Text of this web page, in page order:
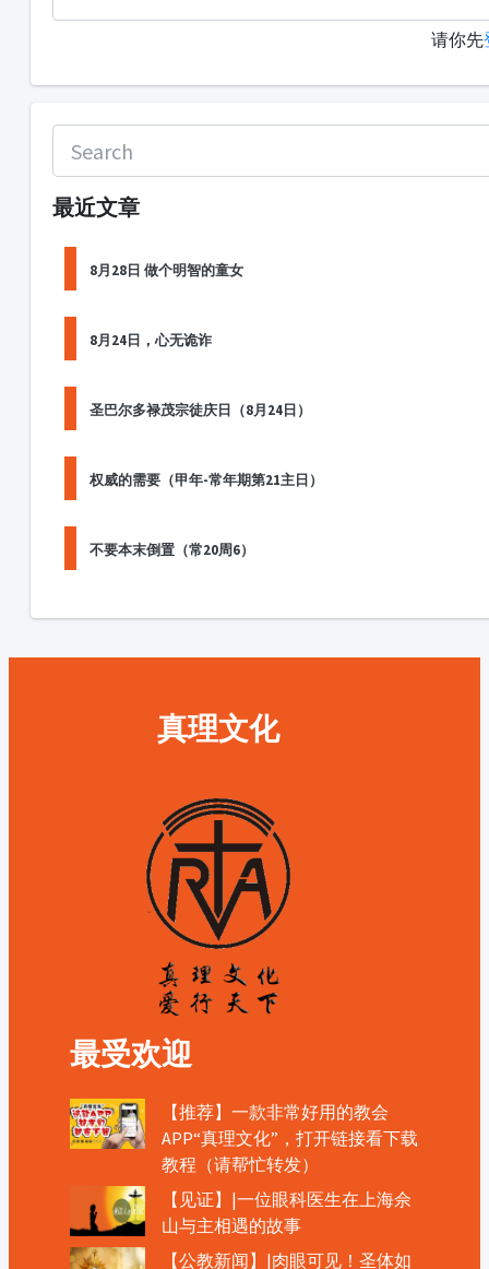
请你先
最近文章
8月28日 做个明智的童女
8月24日，心无诡诈
圣巴尔多禄茂宗徒庆日（8月24日）
权威的需要（甲年-常年期第21主日）
不要本末倒置（常20周6）
真理文化
最受欢迎
【推荐】一款非常好用的教会
APP“真理文化”，打开链接看下载
教程（请帮忙转发）
【见证】|一位眼科医生在上海佘
山与主相遇的故事
【公教新闻】|肉眼可见！圣体如